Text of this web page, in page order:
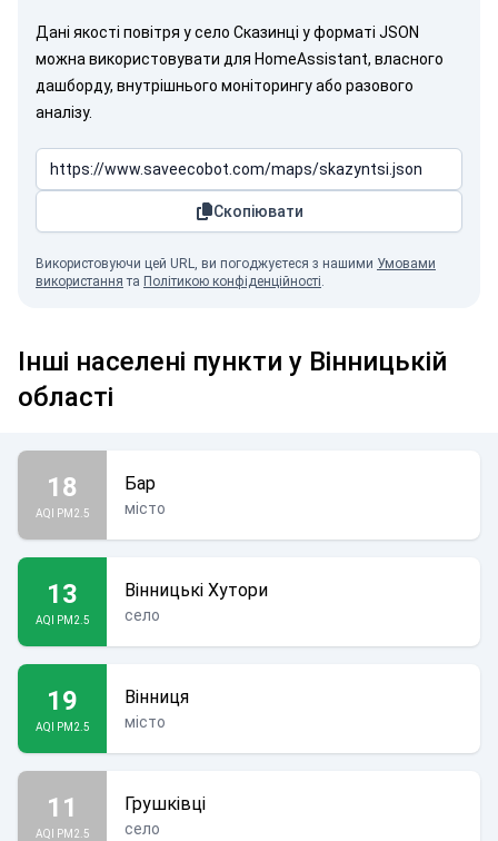
Дані якості повітря у село Сказинці у форматі JSON
можна використовувати для HomeAssistant, власного
дашборду, внутрішнього моніторингу або разового
аналізу.
Скопіювати
Використовуючи цей URL, ви погоджуєтеся з нашими Умовами
використання та Політикою конфіденційності.
Інші населені пункти у Вінницькій
області
18
AQI PM2.5
Бар
місто
13
AQI PM2.5
Вінницькі Хутори
село
19
AQI PM2.5
Вінниця
місто
11
AQI PM2.5
Грушківці
село